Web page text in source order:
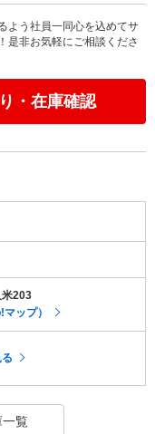
よう社員一同心を込めてサ
是非お気軽にご相談くださ
・在庫確認
米203
ップ）
一覧